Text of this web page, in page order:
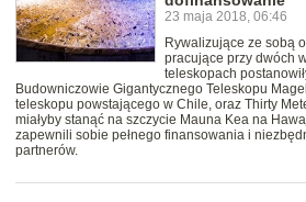
23 maja 2018, 06:46
Rywalizujące ze sobą
pracujące przy dwóch
teleskopach
Budowniczowie Gigantycznego Teleskopu
teleskopu powstającego w Chile, oraz Thirty
miałyby stanąć na szczycie Mauna Kea na
zapewnili sobie pełnego finansowania i
partnerów.